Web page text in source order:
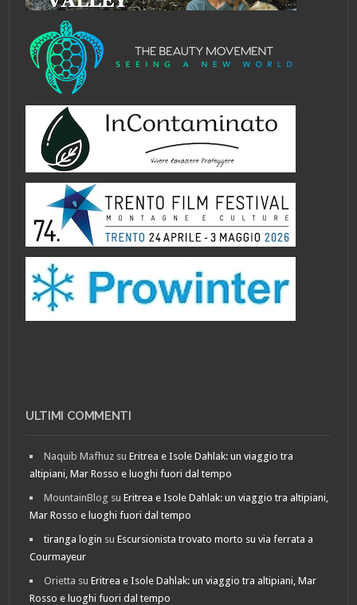
ULTIMI COMMENTI
Naquib Mafhuz suEritrea e Isole Dahlak: un viaggio tra
altipiani, Mar Rosso e luoghi fuori dal tempo
MountainBlog suEritrea e Isole Dahlak: un viaggio tra altipiani,
Mar Rosso e luoghi fuori dal tempo
tiranga login suEscursionista trovato morto su via ferrata a
Courmayeur
Orietta suEritrea e Isole Dahlak: un viaggio tra altipiani, Mar
Rosso e luoghi fuori dal tempo